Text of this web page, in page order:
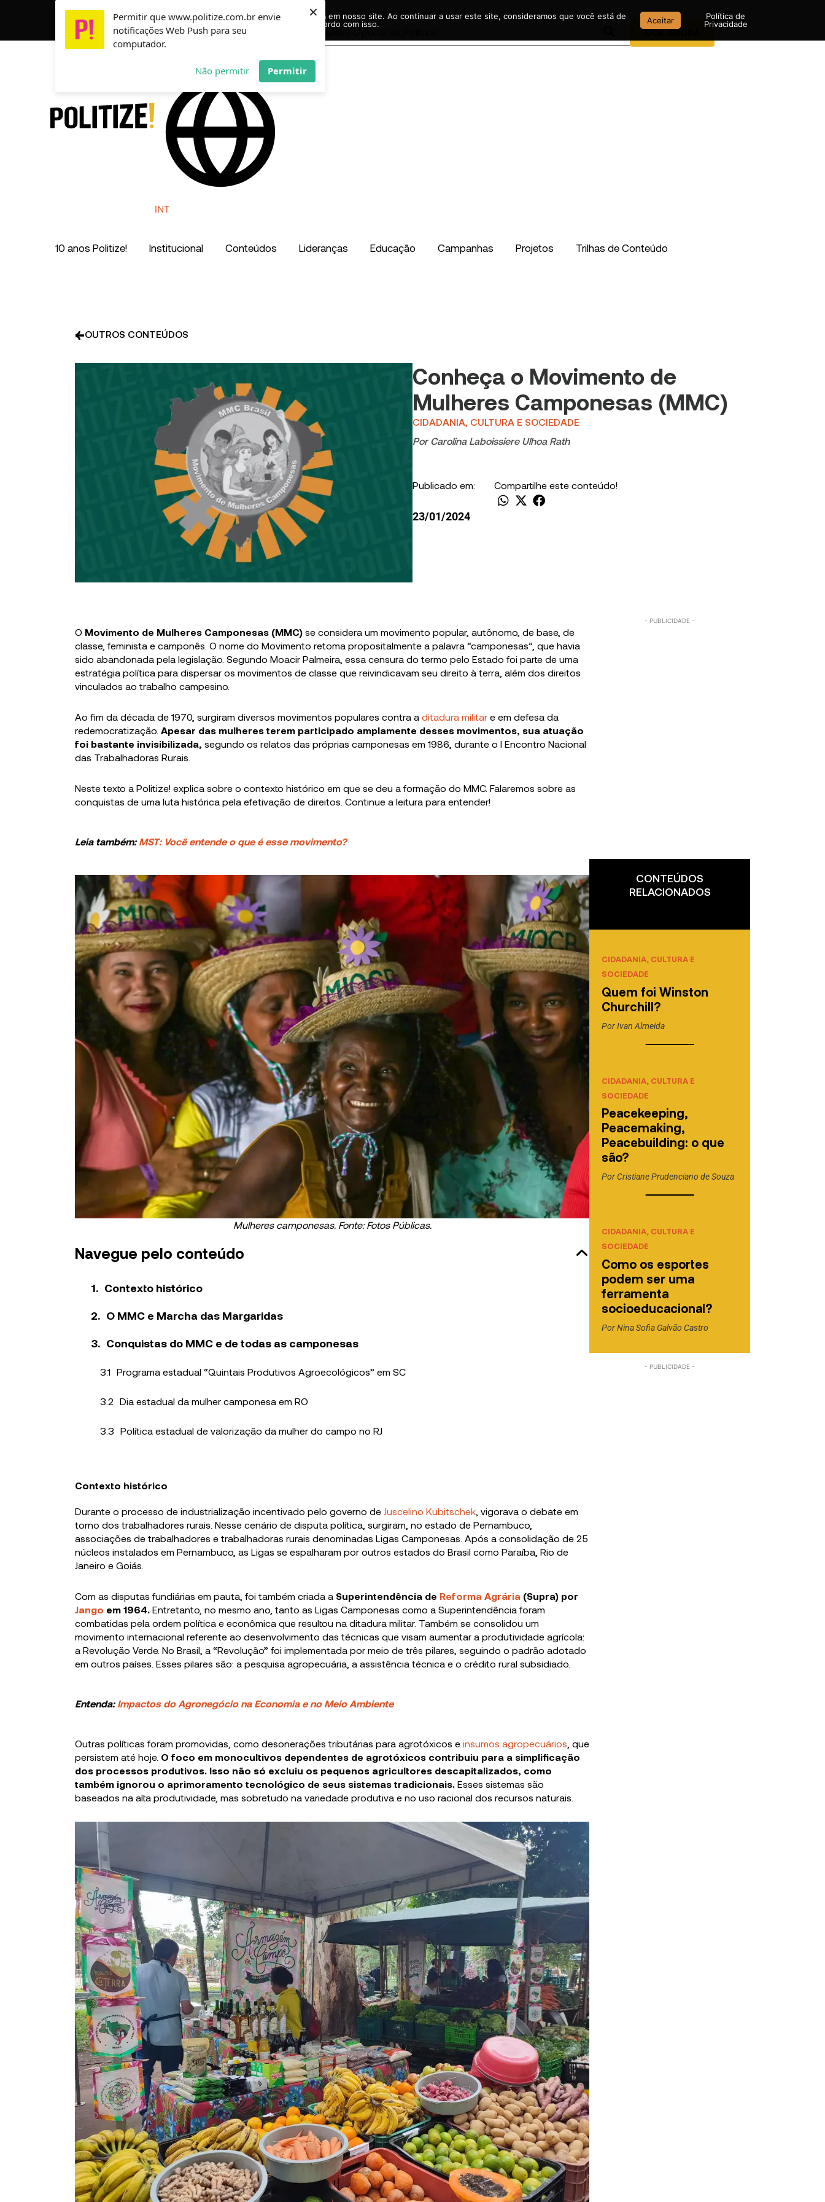
Permitir que www.politize.com.br envie
notificações Web Push para seu
computador.
Não permitir Permitir
×
CO
INT
Pesquisar
DOE AGORA
10 anos Politize! Institucional Conteúdos Lideranças Educação Campanhas Projetos Trilhas de Conteúdo
OUTROS CONTEÚDOS
Conheça o Movimento de
Mulheres Camponesas (MMC)
CIDADANIA, CULTURA E SOCIEDADE
Por Carolina Laboissiere Ulhoa Rath
Publicado em:
23/01/2024
Compartilhe este conteúdo!
O Movimento de Mulheres Camponesas (MMC) se considera um movimento popular, autônomo, de base, de
classe, feminista e camponês. O nome do Movimento retoma propositalmente a palavra “camponesas”, que havia
sido abandonada pela legislação. Segundo Moacir Palmeira, essa censura do termo pelo Estado foi parte de uma
estratégia política para dispersar os movimentos de classe que reivindicavam seu direito à terra, além dos direitos
vinculados ao trabalho campesino.
Ao fim da década de 1970, surgiram diversos movimentos populares contra a ditadura militar e em defesa da
redemocratização. Apesar das mulheres terem participado amplamente desses movimentos, sua atuação
foi bastante invisibilizada, segundo os relatos das próprias camponesas em 1986, durante o I Encontro Nacional
das Trabalhadoras Rurais.
Neste texto a Politize! explica sobre o contexto histórico em que se deu a formação do MMC. Falaremos sobre as
conquistas de uma luta histórica pela efetivação de direitos. Continue a leitura para entender!
Leia também: MST: Você entende o que é esse movimento?
Mulheres camponesas. Fonte: Fotos Públicas.
Navegue pelo conteúdo
Contexto histórico
O MMC e Marcha das Margaridas
Conquistas do MMC e de todas as camponesas
Programa estadual “Quintais Produtivos Agroecológicos” em SC
Dia estadual da mulher camponesa em RO
Política estadual de valorização da mulher do campo no RJ
Contexto histórico
Durante o processo de industrialização incentivado pelo governo de Juscelino Kubitschek , vigorava o debate em
torno dos trabalhadores rurais. Nesse cenário de disputa política, surgiram, no estado de Pernambuco,
associações de trabalhadores e trabalhadoras rurais denominadas Ligas Camponesas. Após a consolidação de 25
núcleos instalados em Pernambuco, as Ligas se espalharam por outros estados do Brasil como Paraíba, Rio de
Janeiro e Goiás.
Com as disputas fundiárias em pauta, foi também criada a Superintendência de Reforma Agrária (Supra) por
Jango em 1964. Entretanto, no mesmo ano, tanto as Ligas Camponesas como a Superintendência foram
combatidas pela ordem política e econômica que resultou na ditadura militar. Também se consolidou um
movimento internacional referente ao desenvolvimento das técnicas que visam aumentar a produtividade agrícola:
a Revolução Verde. No Brasil, a “Revolução” foi implementada por meio de três pilares, seguindo o padrão adotado
em outros países. Esses pilares são: a pesquisa agropecuária, a assistência técnica e o crédito rural subsidiado.
Entenda: Impactos do Agronegócio na Economia e no Meio Ambiente
Outras políticas foram promovidas, como desonerações tributárias para agrotóxicos e insumos agropecuários , que
persistem até hoje. O foco em monocultivos dependentes de agrotóxicos contribuiu para a simplificação
dos processos produtivos. Isso não só excluiu os pequenos agricultores descapitalizados, como
também ignorou o aprimoramento tecnológico de seus sistemas tradicionais. Esses sistemas são
baseados na alta produtividade, mas sobretudo na variedade produtiva e no uso racional dos recursos naturais.
CONTEÚDOS
RELACIONADOS
CIDADANIA, CULTURA E
SOCIEDADE
Quem foi Winston
Churchill?
PorIvan Almeida
CIDADANIA, CULTURA E
SOCIEDADE
Peacekeeping,
Peacemaking,
Peacebuilding: o que
são?
PorCristiane Prudenciano de Souza
CIDADANIA, CULTURA E
SOCIEDADE
Como os esportes
podem ser uma
ferramenta
socioeducacional?
PorNina Sofia Galvão Castro
Usamos cookies para garantir que você tenha a melhor experiência em nosso site. Ao continuar a usar este site, consideramos que você está de
acordo com isso.
Aceitar
Política de
Privacidade